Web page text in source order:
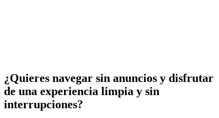
¿Quieres navegar sin anuncios y disfrutar
de una experiencia limpia y sin
interrupciones?